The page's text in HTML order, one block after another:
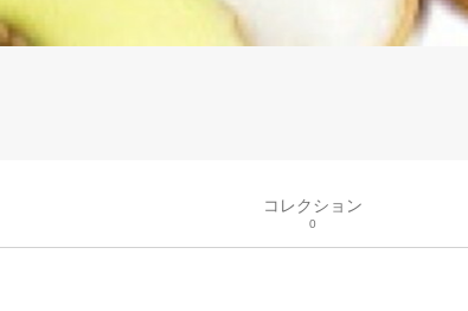
コレクション
0